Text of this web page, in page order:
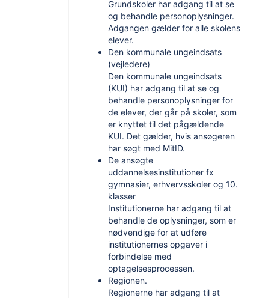
Grundskoler har adgang til at se
og behandle personoplysninger.
Adgangen gælder for alle skolens
elever.
Den kommunale ungeindsats
(vejledere)
Den kommunale ungeindsats
(KUI) har adgang til at se og
behandle personoplysninger for
de elever, der går på skoler, som
er knyttet til det pågældende
KUI. Det gælder, hvis ansøgeren
har søgt med MitID.
De ansøgte
uddannelsesinstitutioner fx
gymnasier, erhvervsskoler og 10.
klasser
Institutionerne har adgang til at
behandle de oplysninger, som er
nødvendige for at udføre
institutionernes opgaver i
forbindelse med
optagelsesprocessen.
Regionen.
Regionerne har adgang til at